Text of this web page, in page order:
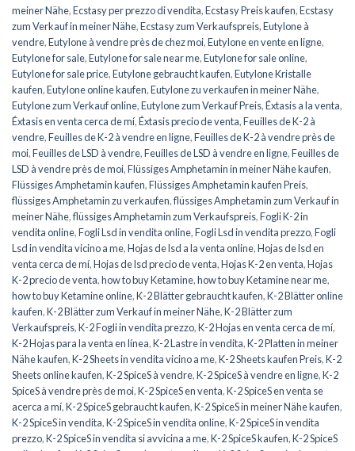
meiner Nähe,Ecstasy per prezzo di vendita,Ecstasy Preis kaufen,Ecstasy
zum Verkauf in meiner Nähe,Ecstasy zum Verkaufspreis,Eutylone à
vendre,Eutylone à vendre près de chez moi,Eutylone en vente en ligne,
Eutylone for sale,Eutylone for sale near me,Eutylone for sale online,
Eutylone for sale price,Eutylone gebraucht kaufen,Eutylone Kristalle
kaufen,Eutylone online kaufen,Eutylone zu verkaufen in meiner Nähe,
Eutylone zum Verkauf online,Eutylone zum Verkauf Preis,Éxtasis a la venta,
Éxtasis en venta cerca de mí,Éxtasis precio de venta,Feuilles de K-2 à
vendre,Feuilles de K-2 à vendre en ligne,Feuilles de K-2 à vendre près de
moi,Feuilles de LSD à vendre,Feuilles de LSD à vendre en ligne,Feuilles de
LSD à vendre près de moi,Flüssiges Amphetamin in meiner Nähe kaufen,
Flüssiges Amphetamin kaufen,Flüssiges Amphetamin kaufen Preis,
flüssiges Amphetamin zu verkaufen,flüssiges Amphetamin zum Verkauf in
meiner Nähe,flüssiges Amphetamin zum Verkaufspreis,Fogli K-2 in
vendita online,Fogli Lsd in vendita online,Fogli Lsd in vendita prezzo,Fogli
Lsd in vendita vicino a me,Hojas de lsd a la venta online,Hojas de lsd en
venta cerca de mí,Hojas de lsd precio de venta,Hojas K-2 en venta,Hojas
K-2 precio de venta,how to buy Ketamine,how to buy Ketamine near me,
how to buy Ketamine online,K-2 Blätter gebraucht kaufen,K-2 Blätter online
kaufen,K-2 Blätter zum Verkauf in meiner Nähe,K-2 Blätter zum
Verkaufspreis,K-2 Fogli in vendita prezzo,K-2 Hojas en venta cerca de mí,
K-2 Hojas para la venta en línea,K-2 Lastre in vendita,K-2 Platten in meiner
Nähe kaufen,K-2 Sheets in vendita vicino a me,K-2 Sheets kaufen Preis,K-2
Sheets online kaufen,K-2 SpiceS à vendre,K-2 SpiceS à vendre en ligne,K-2
SpiceS à vendre près de moi,K-2 SpiceS en venta,K-2 SpiceS en venta se
acerca a mí,K-2 SpiceS gebraucht kaufen,K-2 SpiceS in meiner Nähe kaufen,
K-2 SpiceS in vendita,K-2 SpiceS in vendita online,K-2 SpiceS in vendita
prezzo,K-2 SpiceS in vendita si avvicina a me,K-2 SpiceS kaufen,K-2 SpiceS